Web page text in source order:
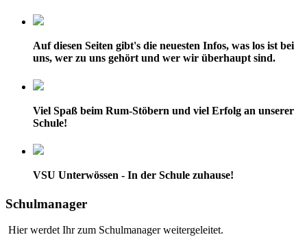
Auf diesen Seiten gibt's die neuesten Infos, was los ist bei
uns, wer zu uns gehört und wer wir überhaupt sind.
Viel Spaß beim Rum-Stöbern und viel Erfolg an unserer
Schule!
VSU Unterwössen - In der Schule zuhause!
Schulmanager
Hier werdet Ihr zum Schulmanager weitergeleitet.